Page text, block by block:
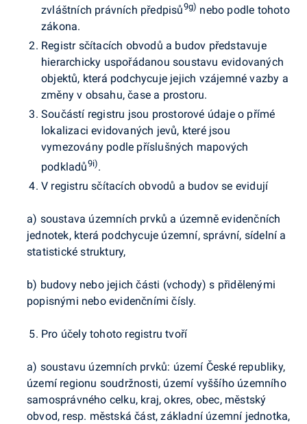
zvláštních právních předpisů9g) nebo podle tohoto
zákona.
Registr sčítacích obvodů a budov představuje
hierarchicky uspořádanou soustavu evidovaných
objektů, která podchycuje jejich vzájemné vazby a
změny v obsahu, čase a prostoru.
Součástí registru jsou prostorové údaje o přímé
lokalizaci evidovaných jevů, které jsou
vymezovány podle příslušných mapových
podkladů9i).
V registru sčítacích obvodů a budov se evidují
a) soustava územních prvků a územně evidenčních
jednotek, která podchycuje územní, správní, sídelní a
statistické struktury,
b) budovy nebo jejich části (vchody) s přidělenými
popisnými nebo evidenčními čísly.
Pro účely tohoto registru tvoří
a) soustavu územních prvků: území České republiky,
území regionu soudržnosti, území vyššího územního
samosprávného celku, kraj, okres, obec, městský
obvod, resp. městská část, základní územní jednotka,